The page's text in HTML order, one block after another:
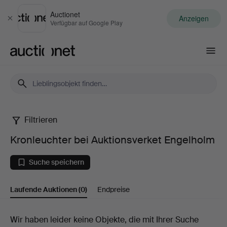
Schließen
Auctionet
Verfügbar auf Google Play Anzeigen
Kronleuchter
bei
Auktionsverket
Engelholm
Filtrieren
Kronleuchter bei Auktionsverket Engelholm
Suche speichern
Laufende Auktionen(0) Endpreise
Laufende
Wir haben leider keine Objekte, die mit Ihrer Suche